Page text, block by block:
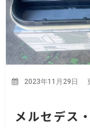
2023年11月29日
メルセデス